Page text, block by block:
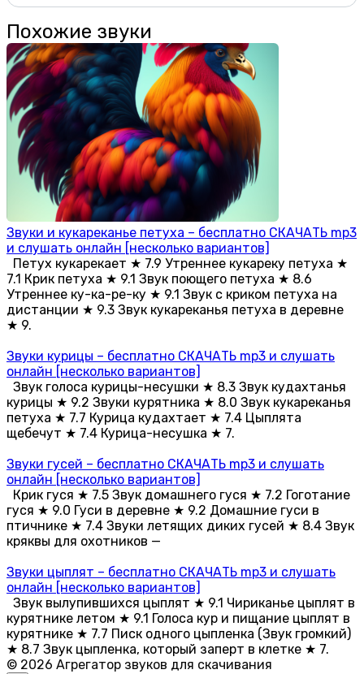
Похожие звуки
Звуки и кукареканье петуха – бесплатно СКАЧАТЬ mp3
и слушать онлайн [несколько вариантов]
Петух кукарекает ★ 7.9 Утреннее кукареку петуха ★
7.1 Крик петуха ★ 9.1 Звук поющего петуха ★ 8.6
Утреннее ку-ка-ре-ку ★ 9.1 Звук с криком петуха на
дистанции ★ 9.3 Звук кукареканья петуха в деревне
★ 9.
Звуки курицы – бесплатно СКАЧАТЬ mp3 и слушать
онлайн [несколько вариантов]
Звук голоса курицы-несушки ★ 8.3 Звук кудахтанья
курицы ★ 9.2 Звуки курятника ★ 8.0 Звук кукареканья
петуха ★ 7.7 Курица кудахтает ★ 7.4 Цыплята
щебечут ★ 7.4 Курица-несушка ★ 7.
Звуки гусей – бесплатно СКАЧАТЬ mp3 и слушать
онлайн [несколько вариантов]
Крик гуся ★ 7.5 Звук домашнего гуся ★ 7.2 Гоготание
гуся ★ 9.0 Гуси в деревне ★ 9.2 Домашние гуси в
птичнике ★ 7.4 Звуки летящих диких гусей ★ 8.4 Звук
кряквы для охотников —
Звуки цыплят – бесплатно СКАЧАТЬ mp3 и слушать
онлайн [несколько вариантов]
Звук вылупившихся цыплят ★ 9.1 Чириканье цыплят в
курятнике летом ★ 9.1 Голоса кур и пищание цыплят в
курятнике ★ 7.7 Писк одного цыпленка (Звук громкий)
★ 8.7 Звук цыпленка, который заперт в клетке ★ 7.
© 2026 Агрегатор звуков для скачивания